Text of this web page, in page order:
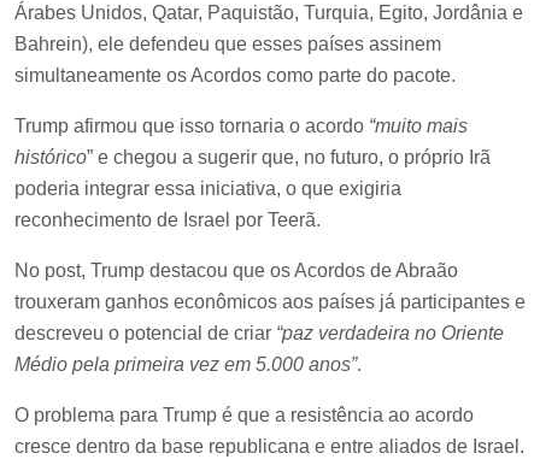
Árabes Unidos, Qatar, Paquistão, Turquia, Egito, Jordânia e
Bahrein), ele defendeu que esses países assinem
simultaneamente os Acordos como parte do pacote.
Trump afirmou que isso tornaria o acordo “muito mais
histórico” e chegou a sugerir que, no futuro, o próprio Irã
poderia integrar essa iniciativa, o que exigiria
reconhecimento de Israel por Teerã.
No post, Trump destacou que os Acordos de Abraão
trouxeram ganhos econômicos aos países já participantes e
descreveu o potencial de criar “paz verdadeira no Oriente
Médio pela primeira vez em 5.000 anos”.
O problema para Trump é que a resistência ao acordo
cresce dentro da base republicana e entre aliados de Israel.